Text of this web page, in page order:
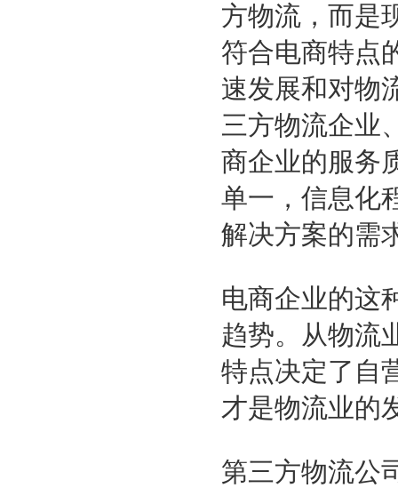
方物流，而是
符合电商特点
速发展和对物
三方物流企业
商企业的服务
单一，信息化
解决方案的需
电商企业的这
趋势。从物流
特点决定了自
才是物流业的
第三方物流公